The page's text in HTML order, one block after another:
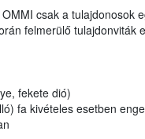
csak a tulajdonosok
felmerülő tulajdonviták
fekete dió)
fa kivételes esetben